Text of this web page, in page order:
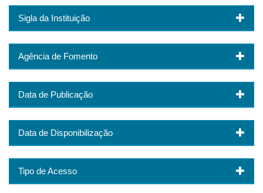
Sigla da Instituição
Agência de Fomento
Data de Publicação
Data de Disponibilização
Tipo de Acesso